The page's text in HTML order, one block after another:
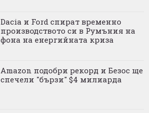
Dacia и Ford спират временно
производството си в Румъния на
фона на енергийната криза
Amazon подобри рекорд и Безос ще
спечели "бързи" $4 милиарда